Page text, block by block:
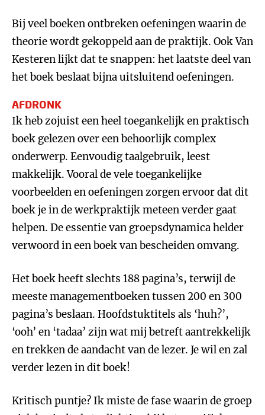
Bij veel boeken ontbreken oefeningen waarin de
theorie wordt gekoppeld aan de praktijk. Ook Van
Kesteren lijkt dat te snappen: het laatste deel van
het boek beslaat bijna uitsluitend oefeningen.
AFDRONK
Ik heb zojuist een heel toegankelijk en praktisch
boek gelezen over een behoorlijk complex
onderwerp. Eenvoudig taalgebruik, leest
makkelijk. Vooral de vele toegankelijke
voorbeelden en oefeningen zorgen ervoor dat dit
boek je in de werkpraktijk meteen verder gaat
helpen. De essentie van groepsdynamica helder
verwoord in een boek van bescheiden omvang.
Het boek heeft slechts 188 pagina’s, terwijl de
meeste managementboeken tussen 200 en 300
pagina’s beslaan. Hoofdstuktitels als ‘huh?’,
‘ooh’ en ‘tadaa’ zijn wat mij betreft aantrekkelijk
en trekken de aandacht van de lezer. Je wil en zal
verder lezen in dit boek!
Kritisch puntje? Ik miste de fase waarin de groep